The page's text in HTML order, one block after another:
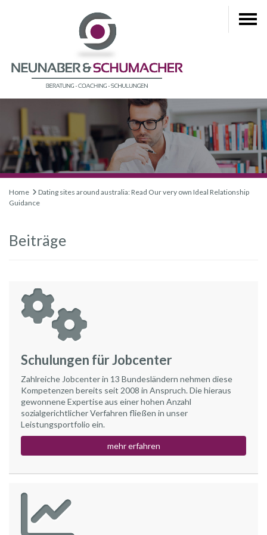
Home
Dating sites around australia: Read Our very own Ideal Relationship
Guidance
Beiträge
Schulungen für Jobcenter
Zahlreiche Jobcenter in 13 Bundesländern nehmen diese
Kompetenzen bereits seit 2008 in Anspruch. Die hieraus
gewonnene Expertise aus einer hohen Anzahl
sozialgerichtlicher Verfahren fließen in unser
Leistungsportfolio ein.
mehr erfahren